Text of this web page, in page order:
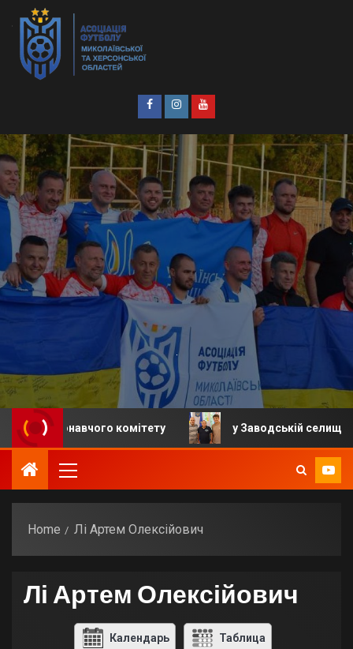
виконавчого комітету у Заводській селищній
Home Лі Артем Олексійович
Лі Артем Олексійович
Календарь Таблица